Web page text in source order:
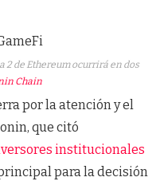
2 de Ethereum ocurrirá en dos
Chain
por la atención y el
que citó
institucionales
para la decisión